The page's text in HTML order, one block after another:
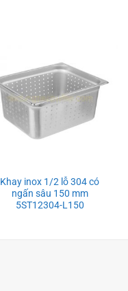
Khay inox 1/2 lỗ 304 có
ngấn sâu 150 mm
5ST12304-L150